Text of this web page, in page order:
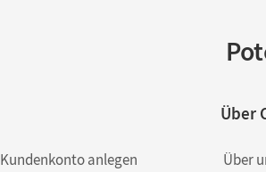
Kundenkonto anlegen
Über
Über